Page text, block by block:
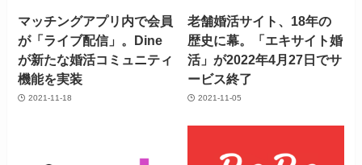
マッチングアプリ内で会員
が「ライブ配信」。Dine
が新たな婚活コミュニティ
機能を実装
2021-11-18
老舗婚活サイト、18年の
歴史に幕。「エキサイト婚
活」が2022年4月27日でサ
ービス終了
2021-11-05